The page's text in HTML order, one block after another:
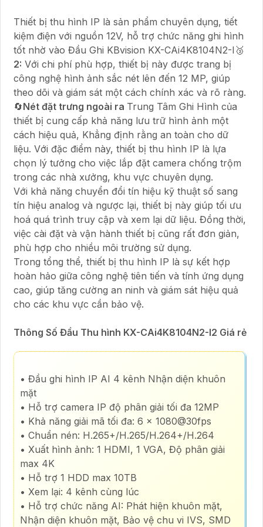
Thiết bị thu hình IP là sản phẩm chuyên dụng, tiết
kiệm điện với nguồn 12V, hỗ trợ chức năng ghi hình
tốt nhờ vào Đầu Ghi KBvision KX-CAi4K8104N2-I🥉
2: Với chi phí phù hợp, thiết bị này được trang bị
công nghệ hình ảnh sắc nét lên đến 12 MP, giúp
theo dõi và giám sát một cách chính xác và rõ ràng.
🔄Nét đặt trưng ngoài ra Trung Tâm Ghi Hình của
thiết bị cung cấp khả năng lưu trữ hình ảnh một
cách hiệu quả, Khẳng định rằng an toàn cho dữ
liệu. Với đặc điểm này, thiết bị thu hình IP là lựa
chọn lý tưởng cho việc lắp đặt camera chống trộm
trong các nhà xưởng, khu vực chuyên dụng.
Với khả năng chuyển đổi tín hiệu kỹ thuật số sang
tín hiệu analog và ngược lại, thiết bị này giúp tối ưu
hoá quá trình truy cập và xem lại dữ liệu. Đồng thời,
việc cài đặt và vận hành thiết bị cũng rất đơn giản,
phù hợp cho nhiều môi trường sử dụng.
Trong tổng thể, thiết bị thu hình IP là sự kết hợp
hoàn hảo giữa công nghệ tiên tiến và tính ứng dụng
cao, giúp tăng cường an ninh và giám sát hiệu quả
cho các khu vực cần bảo vệ.
Thông Số Đầu Thu hình KX-CAi4K8104N2-I2 Giá rẻ
• Đầu ghi hình IP AI 4 kênh Nhận diện khuôn
mặt
• Hỗ trợ camera IP độ phân giải tối đa 12MP
• Khả năng giải mã tối đa: 6 x 1080@30fps
• Chuẩn nén: H.265+/H.265/H.264+/H.264
• Xuất hình ảnh: 1 HDMI, 1 VGA, Độ phân giải
max 4K
• Hỗ trợ 1 HDD max 10TB
• Xem lại: 4 kênh cùng lúc
• Hỗ trợ chức năng AI: Phát hiện khuôn mặt,
Nhận diện khuôn mặt, Bảo vệ chu vi IVS, SMD